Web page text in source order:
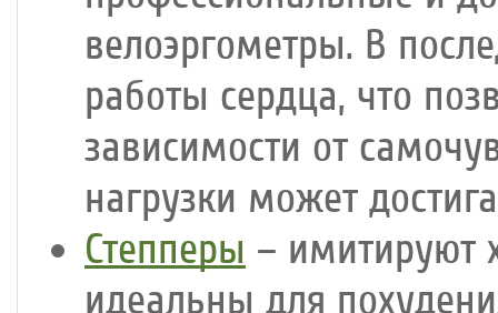
велоэргометры. В
работы сердца, что
зависимости от
нагрузки может
Степперы – имитируют
идеальны для